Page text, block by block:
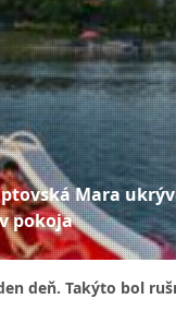
Mara
pokoja
deň. Takýto bol